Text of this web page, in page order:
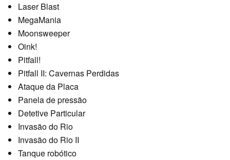
Laser Blast
MegaMania
Moonsweeper
Oink!
Pitfall!
Pitfall II: Cavernas Perdidas
Ataque da Placa
Panela de pressão
Detetive Particular
Invasão do Rio
Invasão do Rio II
Tanque robótico